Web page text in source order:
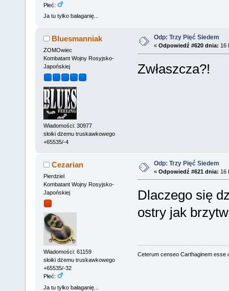
Płeć:
Ja tu tylko bałaganię...
Bluesmanniak
ZOMOwiec
Kombatant Wojny Rosyjsko-
Japońskiej
Wiadomości: 30977
słoiki dżemu truskawkowego
+65535/-4
Odp: Trzy Pięć Siedem
« Odpowiedź #620 dnia: 16
Zwłaszcza?!
Cezarian
Pierdziel
Kombatant Wojny Rosyjsko-
Japońskiej
Wiadomości: 61159
słoiki dżemu truskawkowego
+65535/-32
Płeć:
Ja tu tylko bałaganię...
Odp: Trzy Pięć Siedem
« Odpowiedź #621 dnia: 16
Dlaczego się
ostry jak
Ceterum censeo Carthaginem esse